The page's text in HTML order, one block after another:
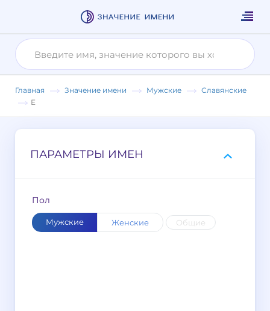
Главная Значение имени Мужские
Славянские
Е
ПАРАМЕТРЫ ИМЕН
Пол
Мужские Женские Общие